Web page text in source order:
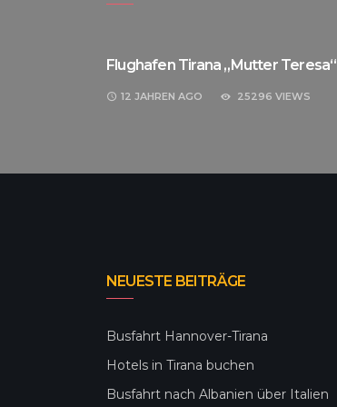
Flughafen Tirana „Mutter Teresa“
12 JAHREN AGO 25296 VIEWS
NEUESTE BEITRÄGE
Busfahrt Hannover-Tirana
Hotels in Tirana buchen
Busfahrt nach Albanien über Italien